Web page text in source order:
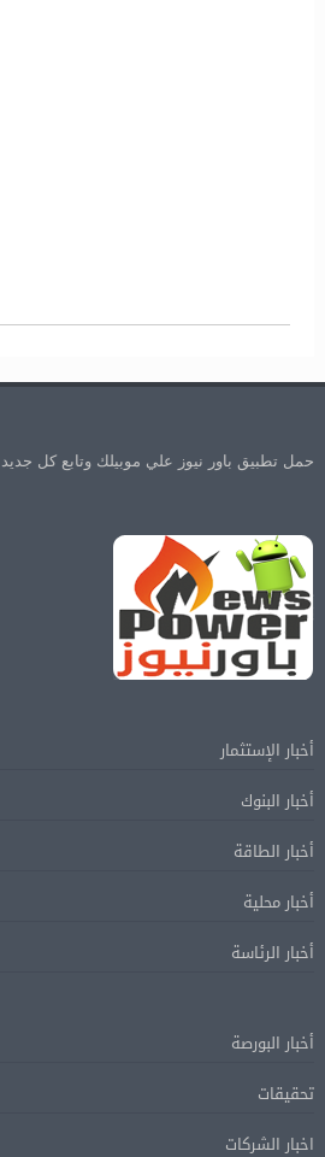
حمل تطبيق باور نيوز علي موبيلك وتابع كل جديد
أخبار الإستثمار
أخبار البنوك
أخبار الطاقة
أخبار محلية
أخبار الرئاسة
أخبار البورصة
تحقيقات
اخبار الشركات